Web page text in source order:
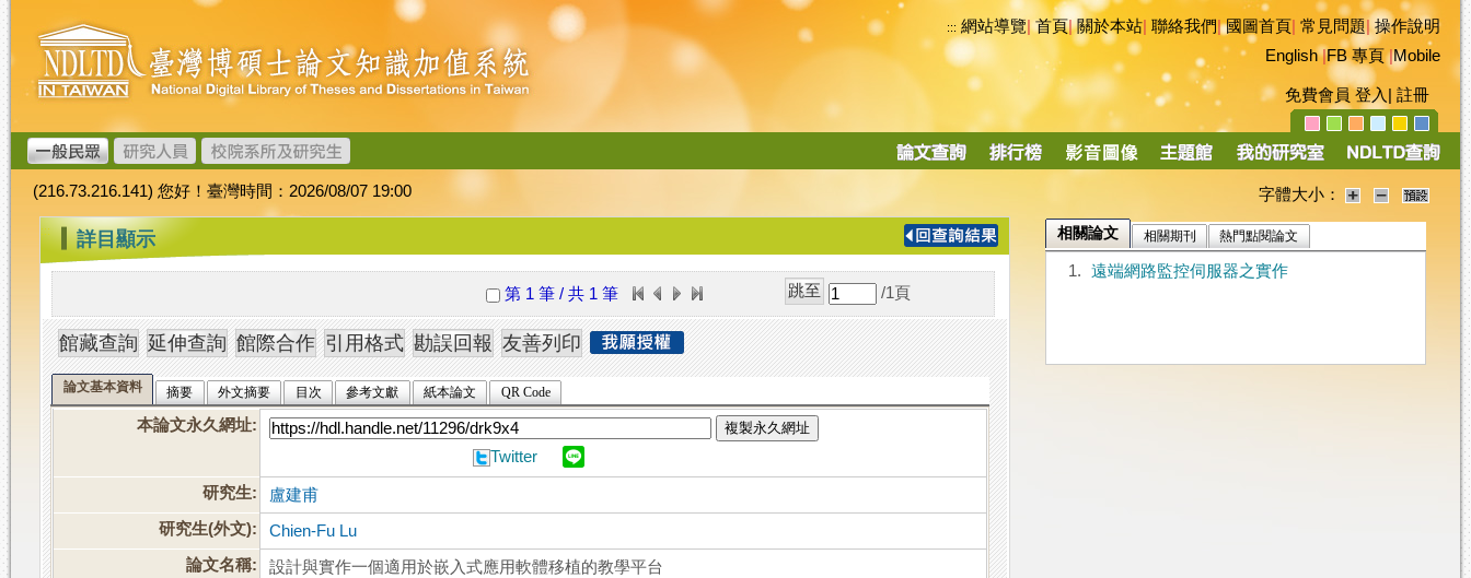
跳
到
主
要
內
容
臺
灣
博
碩
士
論
文
加
值
系
統
::: 網站導覽|首頁|關於本站 聯絡我們|國圖首頁 常見問題|操作說明
English|FB 專頁|Mobile
免費會員 登入 註冊
導
(216.73.216.141) 您好！臺灣時間：2026/08/07 19:00 字體大小：
::: 詳目顯示
第 1 筆 / 共 1 筆 /1 頁
論文基本資料 摘要 外文摘要 目次 參考文獻 紙本論文 QR Code
本論文永久網址: 複製永久網址
Twitter
研究生:
盧建甫
研究生(外文):
Chien-Fu Lu
論文名稱:
設計與實作一個適用於嵌入式應用軟體移植的教學平台
相關論文 相關期刊 熱門點閱論文
1. 遠端網路監控伺服器之實作